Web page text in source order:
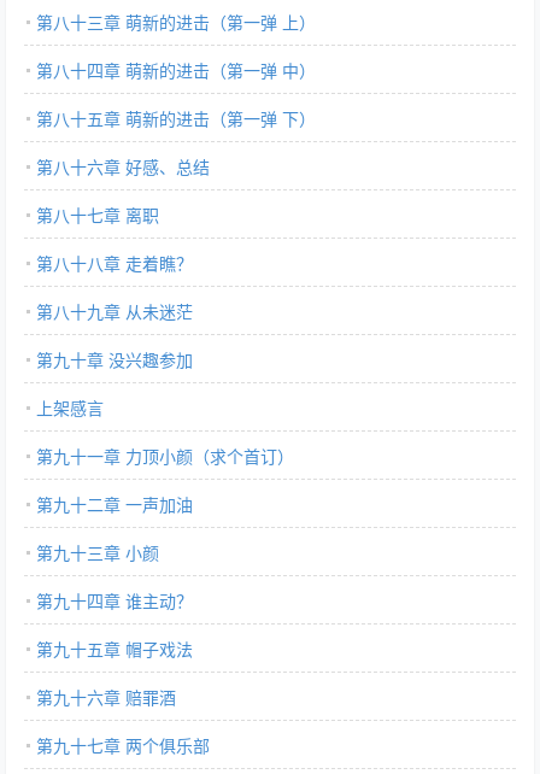
第八十三章 萌新的进击（第一弹 上）
第八十四章 萌新的进击（第一弹 中）
第八十五章 萌新的进击（第一弹 下）
第八十六章 好感、总结
第八十七章 离职
第八十八章 走着瞧？
第八十九章 从未迷茫
第九十章 没兴趣参加
上架感言
第九十一章 力顶小颜（求个首订）
第九十二章 一声加油
第九十三章 小颜
第九十四章 谁主动？
第九十五章 帽子戏法
第九十六章 赔罪酒
第九十七章 两个俱乐部